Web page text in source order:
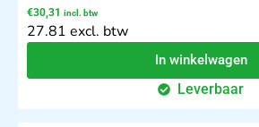
€30,31 incl. btw
27.81 excl. btw
In winkelwagen
Leverbaar